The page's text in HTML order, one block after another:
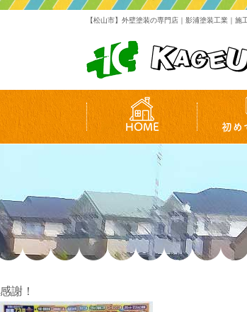
【松山市】外壁塗装の専門店｜影浦塗装工業｜施
HOME 初め
感謝！